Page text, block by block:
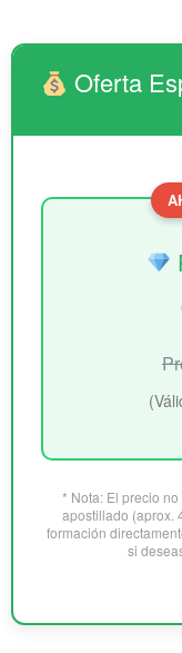
Oferta
* Nota: El precio
apostillado (aprox.
formación
si